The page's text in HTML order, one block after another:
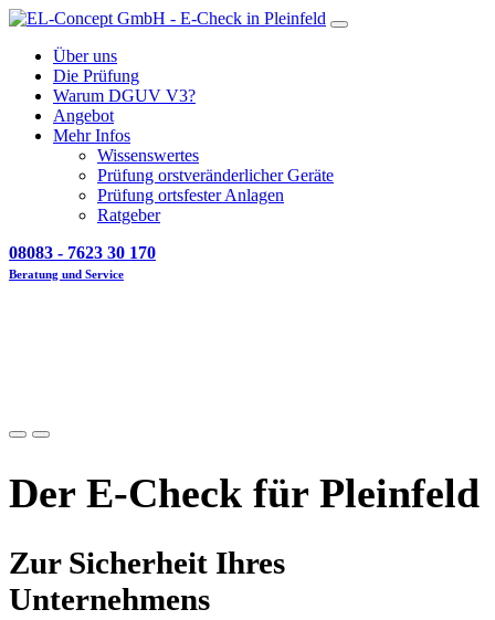
Über uns
Die Prüfung
Warum DGUV V3?
Angebot
Mehr Infos
Wissenswertes
Prüfung orstveränderlicher Geräte
Prüfung ortsfester Anlagen
Ratgeber
08083 - 7623 30 170
Beratung und Service
Der E-Check für Pleinfeld
Zur Sicherheit Ihres
Unternehmens